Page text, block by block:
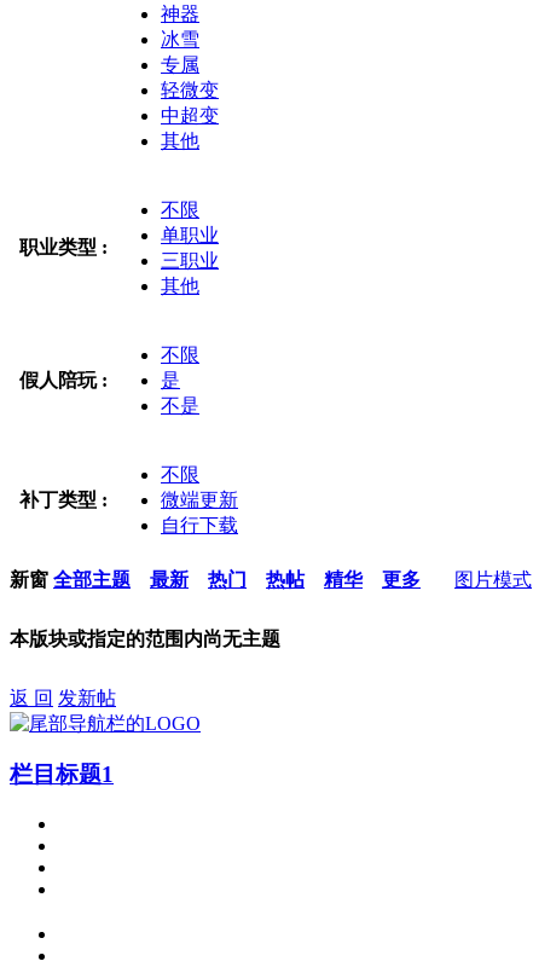
神器
冰雪
专属
轻微变
中超变
其他
职业类型 :
不限
单职业
三职业
其他
假人陪玩 :
不限
是
不是
补丁类型 :
不限
微端更新
自行下载
新窗 全部主题 最新 热门 热帖 精华 更多 图片模式
本版块或指定的范围内尚无主题
返 回 发新帖
栏目标题1